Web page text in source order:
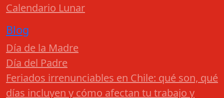
Calendario Lunar
Blog
Día de la Madre
Día del Padre
Feriados irrenunciables en Chile: qué son, qué
días incluyen y cómo afectan tu trabajo y